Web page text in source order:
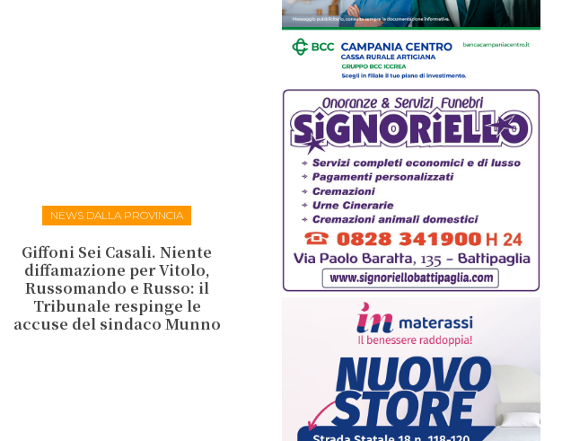
NEWS DALLA PROVINCIA
Giffoni Sei Casali. Niente
diffamazione per Vitolo,
Russomando e Russo: il
Tribunale respinge le
accuse del sindaco Munno